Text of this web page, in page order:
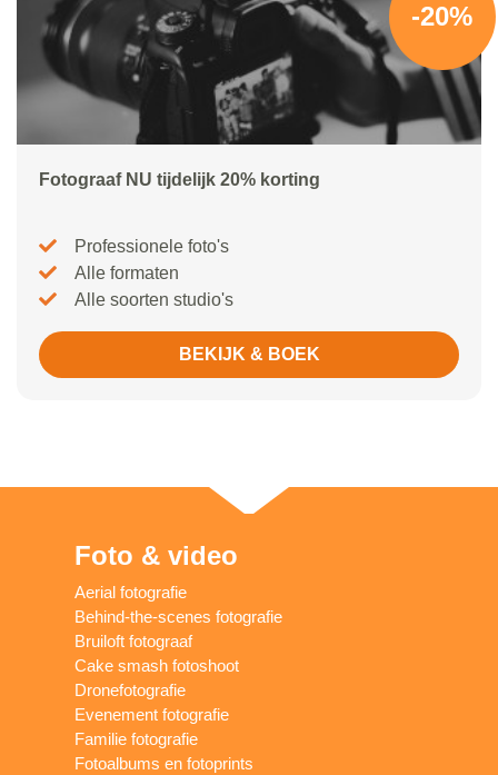
-20%
Fotograaf NU tijdelijk 20% korting
Professionele foto's
Alle formaten
Alle soorten studio's
BEKIJK & BOEK
Foto & video
Aerial fotografie
Behind-the-scenes fotografie
Bruiloft fotograaf
Cake smash fotoshoot
Dronefotografie
Evenement fotografie
Familie fotografie
Fotoalbums en fotoprints